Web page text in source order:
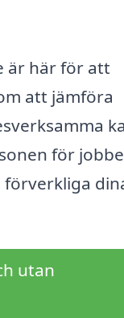
är här för att
att jämföra
för
utan